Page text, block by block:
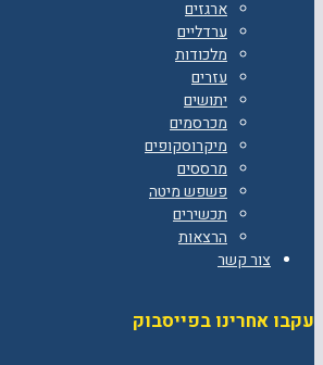
ארגזים
ערדליים
מלכודות
עזרים
יתושים
מכרסמים
מיקרוסקופים
מרססים
פשפש מיטה
תכשירים
הרצאות
צור קשר
עקבו אחרינו בפייסבוק